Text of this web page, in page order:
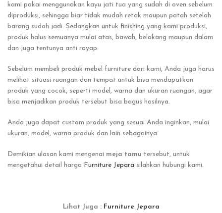
kami pakai menggunakan kayu jati tua yang sudah di oven sebelum
diproduksi, sehingga biar tidak mudah retak maupun patah setelah
barang sudah jadi. Sedangkan untuk finishing yang kami produksi,
produk halus semuanya mulai atas, bawah, belakang maupun dalam
dan juga tentunya anti rayap.
Sebelum membeli produk mebel furniture dari kami, Anda juga harus
melihat situasi ruangan dan tempat untuk bisa mendapatkan
produk yang cocok, seperti model, warna dan ukuran ruangan, agar
bisa menjadikan produk tersebut bisa bagus hasilnya.
Anda juga dapat custom produk yang sesuai Anda inginkan, mulai
ukuran, model, warna produk dan lain sebagainya.
Demikian ulasan kami mengenai meja tamu tersebut, untuk
mengetahui detail harga Furniture Jepara silahkan hubungi kami.
Lihat Juga : Furniture Jepara